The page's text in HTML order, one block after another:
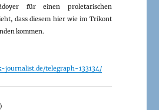
für einen proletarischen
dass diesem hier wie im Trikont
kommen.
telegraph-133134/